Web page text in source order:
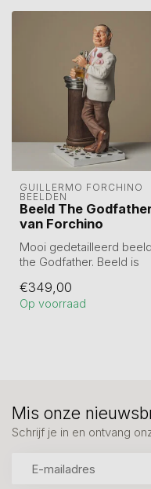
GUILLERMO FORCHINO
BEELDEN
Beeld The
van Forchino
Mooi gedetailleerd beeld
the Godfather. Beeld is
resin.
...
€349,00
Op voorraad
Mis onze
Schrijf je in en ontvang